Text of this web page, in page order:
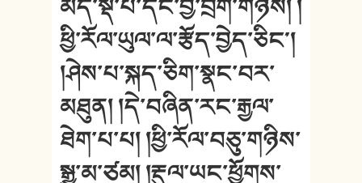
ཕྱི་རོལ་ཡུལ་ལ་རྩོད་བྱེད་ཅིང༌།
།ཤེས་པ་སྐད་ཅིག་སྣང་བར་
མཐུན། །དེ་བཞིན་རང་རྒྱལ་
ཐེག་པ་པ། །ཕྱི་རོལ་བཅུ་གཉིས་
སྒྱུ་མ་ཙམ། །རྡུལ་ཡང་ཕྱོགས་